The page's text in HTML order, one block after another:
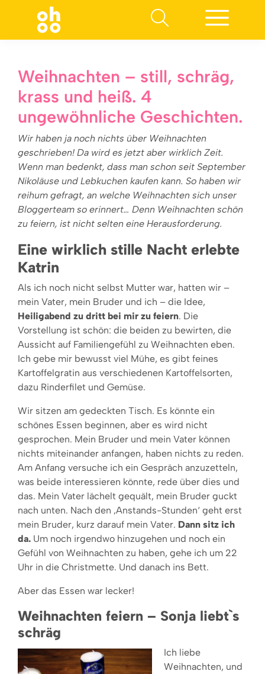
Weihnachten – still, schräg,
krass und heiß. 4
ungewöhnliche Geschichten.
Wir haben ja noch nichts über Weihnachten
geschrieben! Da wird es jetzt aber wirklich Zeit.
Wenn man bedenkt, dass man schon seit September
Nikoläuse und Lebkuchen kaufen kann. So haben wir
reihum gefragt, an welche Weihnachten sich unser
Bloggerteam so erinnert… Denn Weihnachten schön
zu feiern, ist nicht selten eine Herausforderung.
Eine wirklich stille Nacht erlebte
Katrin
Als ich noch nicht selbst Mutter war, hatten wir –
mein Vater, mein Bruder und ich – die Idee,
Heiligabend zu dritt bei mir zu feiern. Die
Vorstellung ist schön: die beiden zu bewirten, die
Aussicht auf Familiengefühl zu Weihnachten eben.
Ich gebe mir bewusst viel Mühe, es gibt feines
Kartoffelgratin aus verschiedenen Kartoffelsorten,
dazu Rinderfilet und Gemüse.
Wir sitzen am gedeckten Tisch. Es könnte ein
schönes Essen beginnen, aber es wird nicht
gesprochen. Mein Bruder und mein Vater können
nichts miteinander anfangen, haben nichts zu reden.
Am Anfang versuche ich ein Gespräch anzuzetteln,
was beide interessieren könnte, rede über dies und
das. Mein Vater lächelt gequält, mein Bruder guckt
nach unten. Nach den ‚Anstands-Stunden‘ geht erst
mein Bruder, kurz darauf mein Vater. Dann sitz ich
da. Um noch irgendwo hinzugehen und noch ein
Gefühl von Weihnachten zu haben, gehe ich um 22
Uhr in die Christmette. Und danach ins Bett.
Aber das Essen war lecker!
Weihnachten feiern – Sonja liebt`s
schräg
Ich liebe
Weihnachten, und